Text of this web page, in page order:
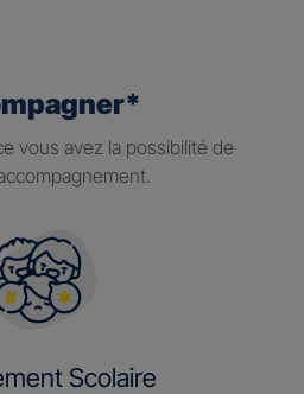
vous avez la possibilité de
Scolaire